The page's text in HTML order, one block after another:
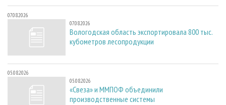
07.08.2026
07.08.2026
Вологодская область экспортировала 800 тыс.
кубометров лесопродукции
05.08.2026
05.08.2026
«Свеза» и ММПОФ объединили
производственные системы